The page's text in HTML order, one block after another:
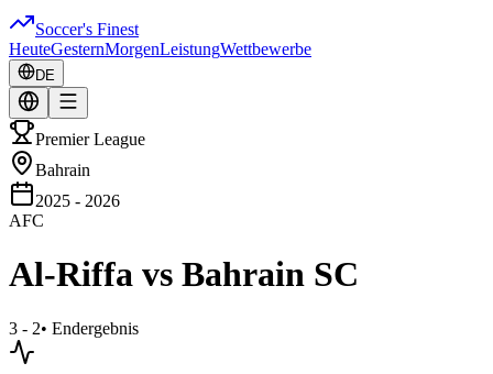
Soccer's Finest
HeuteGesternMorgenLeistungWettbewerbe
DE
Premier League
Bahrain
2025 - 2026
AFC
Al-Riffa vs Bahrain SC
3 - 2• Endergebnis